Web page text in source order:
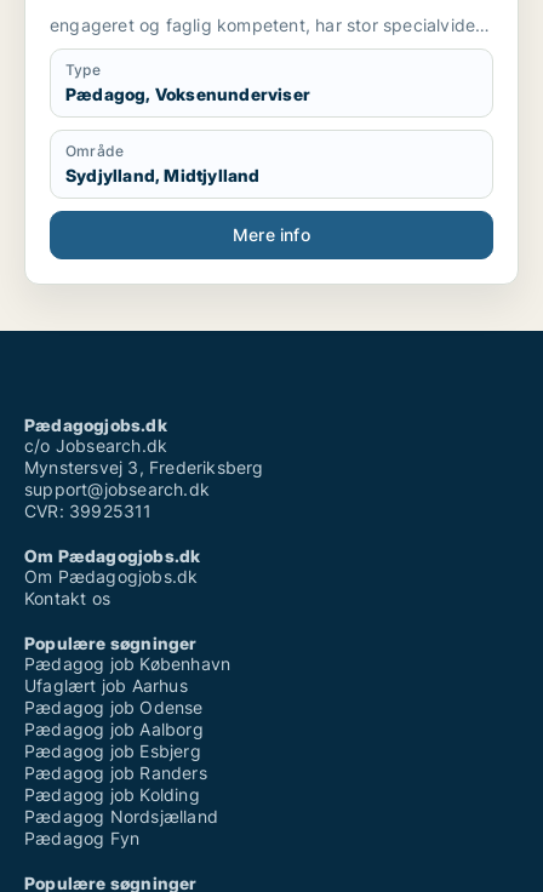
engageret og faglig kompetent, har stor specialviden
og er fleksibel
Type
Pædagog, Voksenunderviser
Område
Sydjylland, Midtjylland
Mere info
Pædagogjobs.dk
c/o Jobsearch.dk
Mynstersvej 3, Frederiksberg
support@jobsearch.dk
CVR: 39925311
Om Pædagogjobs.dk
Om Pædagogjobs.dk
Kontakt os
Populære søgninger
Pædagog job København
Ufaglært job Aarhus
Pædagog job Odense
Pædagog job Aalborg
Pædagog job Esbjerg
Pædagog job Randers
Pædagog job Kolding
Pædagog Nordsjælland
Pædagog Fyn
Populære søgninger